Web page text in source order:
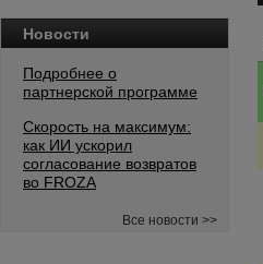
Новости
Подробнее о
партнерской программе
Скорость на максимум:
как ИИ ускорил
согласование возвратов
во FROZA
Все новости >>